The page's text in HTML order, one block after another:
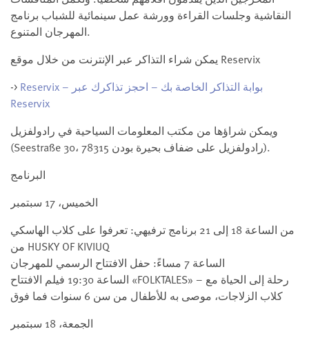
النقاشية وجلسات القراءة وورشة عمل سينمائية للشباب برنامج
المهرجان المتنوع.
يمكن شراء التذاكر عبر الإنترنت من خلال موقع Reservix
-> Reservix – بوابة التذاكر الخاصة بك – احجز تذاكرك عبر
Reservix
ويمكن شراؤها من مكتب المعلومات السياحية في رادولفزيل
(Seestraße 30، 78315 رادولفزيل على ضفاف بحيرة بودن).
البرنامج
الخميس، 17 سبتمبر
من الساعة 18 إلى 21 برنامج ترفيهي: تعرفوا على كلاب الهاسكي
من HUSKY OF KIVIUQ
الساعة 7 مساءً: حفل الافتتاح الرسمي للمهرجان
الساعة 19:30 فيلم الافتتاح «FOLKTALES» – رحلة إلى الحياة مع
كلاب الزلاجات، موصى به للأطفال من سن 6 سنوات فما فوق
الجمعة، 18 سبتمبر